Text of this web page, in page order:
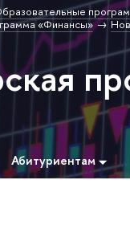
«Финансы»
Абитуриентам